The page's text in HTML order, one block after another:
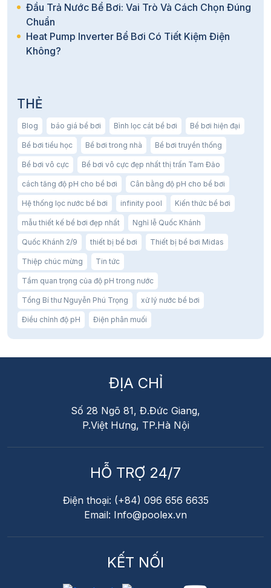
Đầu Trả Nước Bể Bơi: Vai Trò Và Cách Chọn Đúng
Chuẩn
Heat Pump Inverter Bể Bơi Có Tiết Kiệm Điện
Không?
THẺ
Blog báo giá bể bơi Bình lọc cát bể bơi Bể bơi hiện đại
Bể bơi tiểu học Bể bơi trong nhà Bể bơi truyền thống
Bể bơi vô cực Bể bơi vô cực đẹp nhất thị trấn Tam Đảo
cách tăng độ pH cho bể bơi Cân bằng độ pH cho bể bơi
Hệ thống lọc nước bể bơi infinity pool Kiến thức bể bơi
mẫu thiết kế bể bơi đẹp nhất Nghỉ lễ Quốc Khánh
Quốc Khánh 2/9 thiết bị bể bơi Thiết bị bể bơi Midas
Thiệp chúc mừng Tin tức
Tầm quan trọng của độ pH trong nước
Tổng Bí thư Nguyễn Phú Trọng xử lý nước bể bơi
Điều chỉnh độ pH Điện phân muối
ĐỊA CHỈ
Số 28 Ngõ 81, Đ.Đức Giang,
P.Việt Hưng, TP.Hà Nội
KẾT NỐI
HỖ TRỢ 24/7
Điện thoại: (+84) 096 656 6635
Email: Info@poolex.vn